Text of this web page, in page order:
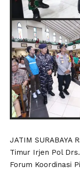
JATIM SURABAYA
Timur Irjen Pol
Forum Koordinasi